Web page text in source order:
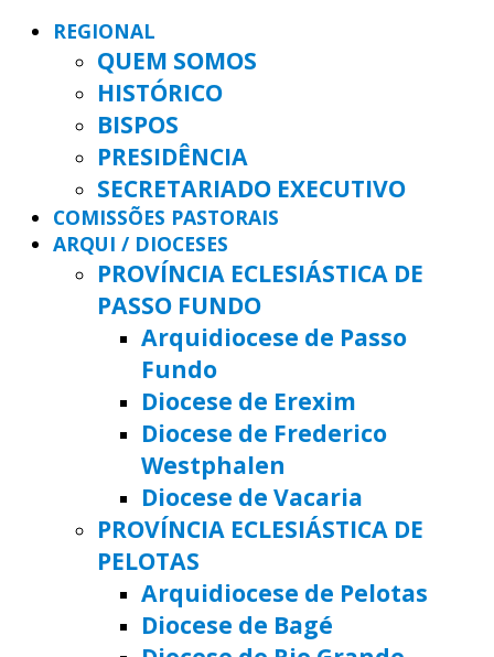
REGIONAL
QUEM SOMOS
HISTÓRICO
BISPOS
PRESIDÊNCIA
SECRETARIADO EXECUTIVO
COMISSÕES PASTORAIS
ARQUI / DIOCESES
PROVÍNCIA ECLESIÁSTICA DE
PASSO FUNDO
Arquidiocese de Passo
Fundo
Diocese de Erexim
Diocese de Frederico
Westphalen
Diocese de Vacaria
PROVÍNCIA ECLESIÁSTICA DE
PELOTAS
Arquidiocese de Pelotas
Diocese de Bagé